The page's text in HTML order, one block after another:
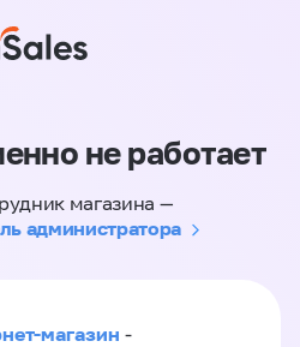
не работает
магазина —
администратора
магазин -